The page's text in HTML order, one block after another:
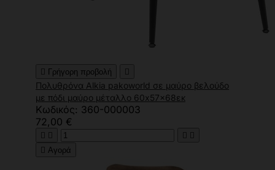
 Γρήγορη προβολή 
Πολυθρόνα Alkia pakoworld σε μαύρο βελούδο
με πόδι μαύρο μέταλλο 60x57x68εκ
Κωδικός: 360-000003
72,00 €
   
 Αγορά